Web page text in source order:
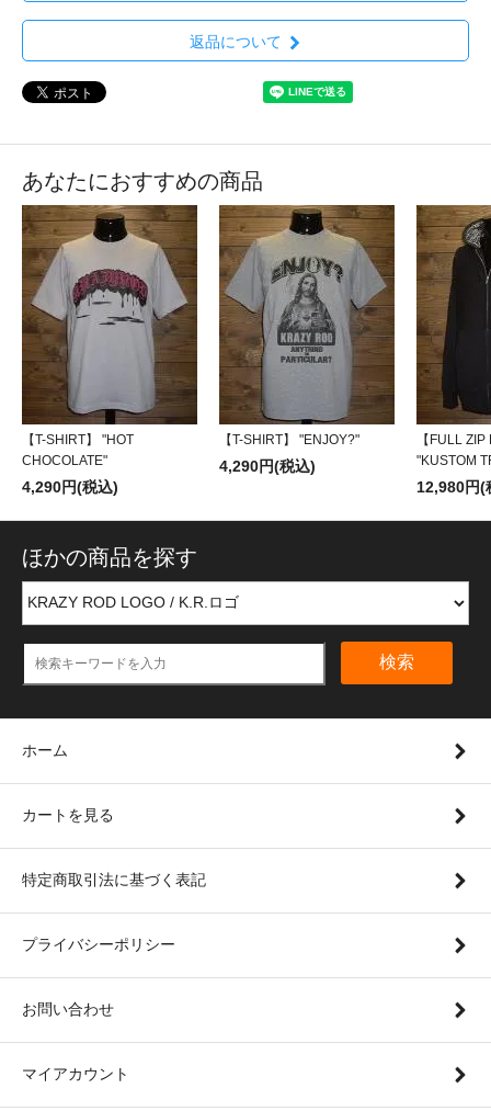
返品について
あなたにおすすめの商品
【T-SHIRT】 "HOT
CHOCOLATE"
4,290円(税込)
【T-SHIRT】 "ENJOY?"
4,290円(税込)
【FULL
"KUSTOM
12,980円(
ほかの商品を探す
検索
ホーム
カートを見る
特定商取引法に基づく表記
プライバシーポリシー
お問い合わせ
マイアカウント